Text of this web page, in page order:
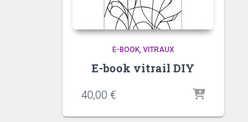
E-BOOK VITRAUX
E-book vitrail DIY
40,00 €